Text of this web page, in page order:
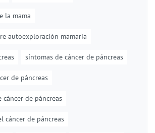
la mama
autoexploración mamaria
síntomas de cáncer de páncreas
de páncreas
de páncreas
cáncer de páncreas